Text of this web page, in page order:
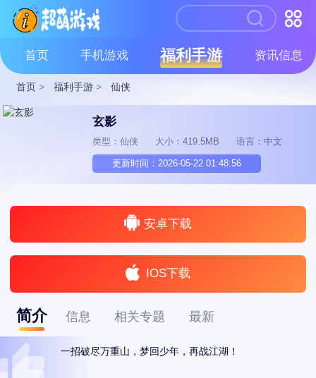
首页 手机游戏 福利手游 资讯信息
首页 > 福利手游 > 仙侠
玄影
类型：仙侠 大小：419.5MB 语言：中文
更新时间：2026-05-22 01:48:56
安卓下载
IOS下载
简介 信息 相关专题 最新
一招破尽万重山，梦回少年，再战江湖！